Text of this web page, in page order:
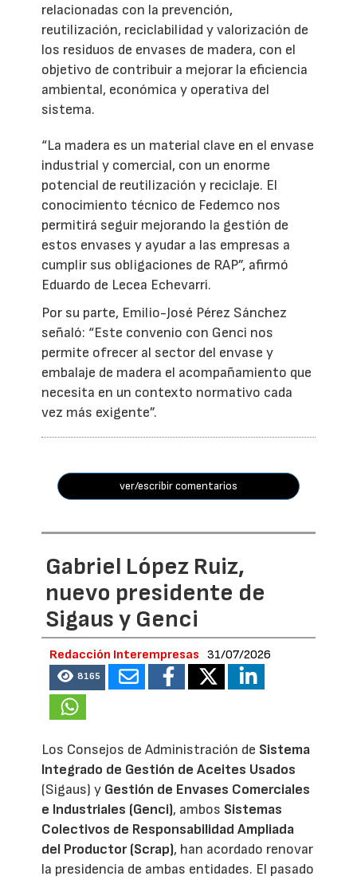
relacionadas con la prevención,
reutilización, reciclabilidad y valorización de
los residuos de envases de madera, con el
objetivo de contribuir a mejorar la eficiencia
ambiental, económica y operativa del
sistema.
“La madera es un material clave en el envase
industrial y comercial, con un enorme
potencial de reutilización y reciclaje. El
conocimiento técnico de Fedemco nos
permitirá seguir mejorando la gestión de
estos envases y ayudar a las empresas a
cumplir sus obligaciones de RAP”, afirmó
Eduardo de Lecea Echevarri.
Por su parte, Emilio-José Pérez Sánchez
señaló: “Este convenio con Genci nos
permite ofrecer al sector del envase y
embalaje de madera el acompañamiento que
necesita en un contexto normativo cada
vez más exigente”.
ver/escribir comentarios
Gabriel López Ruiz,
nuevo presidente de
Sigaus y Genci
Redacción Interempresas 31/07/2026
8165
Los Consejos de Administración de Sistema
Integrado de Gestión de Aceites Usados
(Sigaus) y Gestión de Envases Comerciales
e Industriales (Genci), ambos Sistemas
Colectivos de Responsabilidad Ampliada
del Productor (Scrap), han acordado renovar
la presidencia de ambas entidades. El pasado